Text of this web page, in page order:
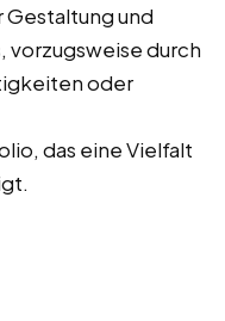
Gestaltung und
vorzugsweise durch
oder
das eine Vielfalt